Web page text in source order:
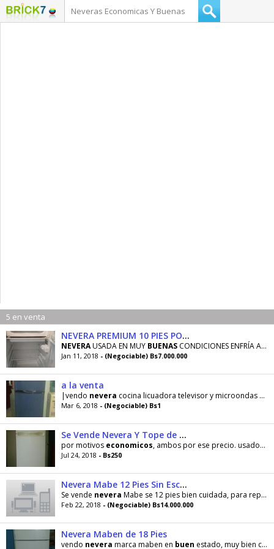
5 en venta
NEVERA PREMIUM 10 PIES POR URGENCIA ECONOMICA NEGOCIABLE
NEVERAUSADA EN MUY BUENAS CONDICIONES ENFRÍA AL MÁXIMO SE VENDE POR URGENCIA
Jan 11, 2018 - (Negociable) Bs7.000.000
a la venta
|vendo nevera cocina licuadora televisor y microondas
Mar 6, 2018 - (Negociable) Bs1
Se Vende Nevera Y Tope de Cocina
por motivos economicos, ambos por ese precio. usados pero en
Jul 24, 2018 - Bs250
Nevera Mabe 12 Pies Sin Escarcha Para Reparar Económica
Se vende nevera Mabe se 12 pies bien cuidada, para reparar Tiene una falla ya que presenta un sucio
Feb 22, 2018 - (Negociable) Bs14.000.000
Nevera Maben de 18 Pies
vendo nevera marca maben en buen estado, muy bien cuidada, la vendo por apuro